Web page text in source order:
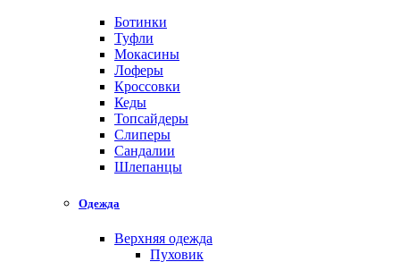
Ботинки
Туфли
Мокасины
Лоферы
Кроссовки
Кеды
Топсайдеры
Слиперы
Сандалии
Шлепанцы
Одежда
Верхняя одежда
Пуховик